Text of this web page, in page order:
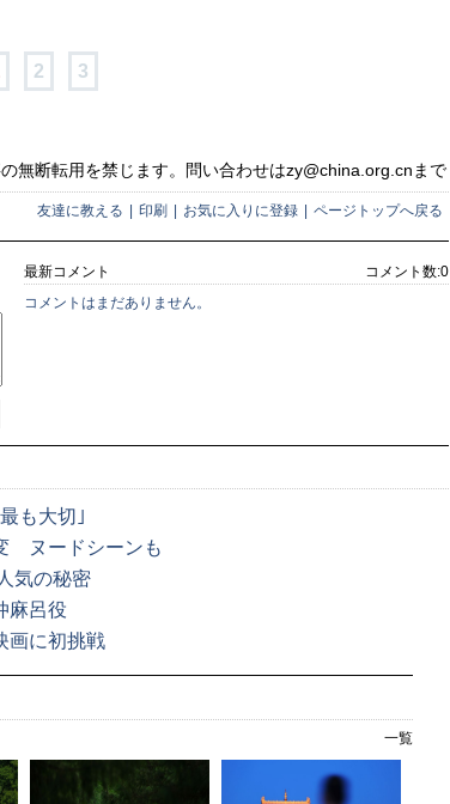
2 3
無断転用を禁じます。問い合わせはzy@china.org.cnまで
友達に教える 印刷 お気に入りに登録 ページトップへ戻る
コメント数:0
最新コメント
コメントはまだありません。
も大切｣
ヌードシーンも
気の秘密
麻呂役
画に初挑戦